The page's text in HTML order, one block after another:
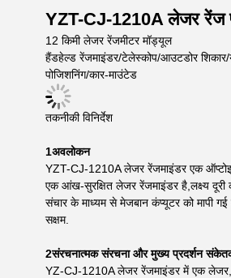
YZT-CJ-1210A लेजर रेंज
12 किमी लेजर रेंजमीटर मॉड्यूल
हैंडहेल्ड रेंजमाइंडर/टेलेस्कोप/आउटडोर
पोजिशनिंग/कार-माउंटेड
तकनीकी विनिर्देश
1अवलोकन
YZT-CJ-1210A लेजर रेंजमाइंडर एक
एक आंख-सुरक्षित लेजर रेंजमाइंडर है,लक्ष्य दूरी
संचार के माध्यम से मेजबान कंप्यूटर को मापी गई
सक्षम.
2संरचनात्मक संरचना और मुख्य प्रदर्शन
YZ-CJ-1210A लेजर रेंजमाइंडर में एक